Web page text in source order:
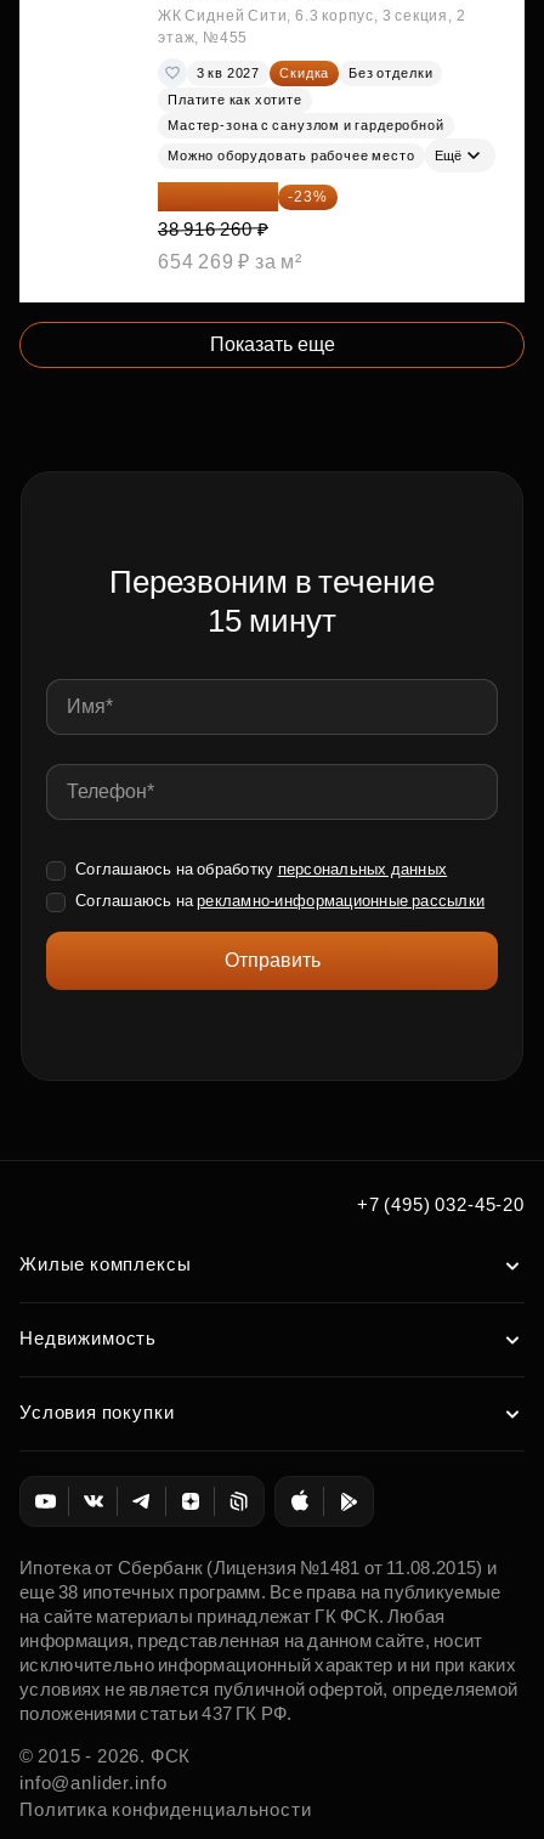
ЖК Сидней Сити, 6.3 корпус, 3 секция, 2
этаж, №455
3 кв 2027 Скидка
Без отделки
Платите как хотите
Мастер-зона с санузлом и гардеробной
Можно оборудовать рабочее место Ещё
29 965 520 ₽ -23%
38 916 260 ₽
654 269 ₽ за м²
Показать еще
Перезвоним в течение
15 минут
Соглашаюсь на обработку персональных данных
Соглашаюсь нарекламно-информационные рассылки
Отправить
+7 (495) 032-45-20
Жилые комплексы
Недвижимость
Условия покупки
Ипотека от Сбербанк (Лицензия №1481 от 11.08.2015) и
еще 38 ипотечных программ. Все права на публикуемые
на сайте материалы принадлежат ГК ФСК. Любая
информация, представленная на данном сайте, носит
исключительно информационный характер и ни при каких
условиях не является публичной офертой, определяемой
положениями статьи 437 ГК РФ.
© 2015 - 2026. ФСК
info@anlider.info
Политика конфиденциальности